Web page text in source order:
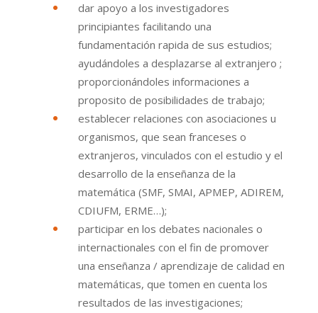
dar apoyo a los investigadores
principiantes facilitando una
fundamentación rapida de sus estudios;
ayudándoles a desplazarse al extranjero ;
proporcionándoles informaciones a
proposito de posibilidades de trabajo;
establecer relaciones con asociaciones u
organismos, que sean franceses o
extranjeros, vinculados con el estudio y el
desarrollo de la enseñanza de la
matemática (SMF, SMAI, APMEP, ADIREM,
CDIUFM, ERME…);
participar en los debates nacionales o
internactionales con el fin de promover
una enseñanza / aprendizaje de calidad en
matemáticas, que tomen en cuenta los
resultados de las investigaciones;